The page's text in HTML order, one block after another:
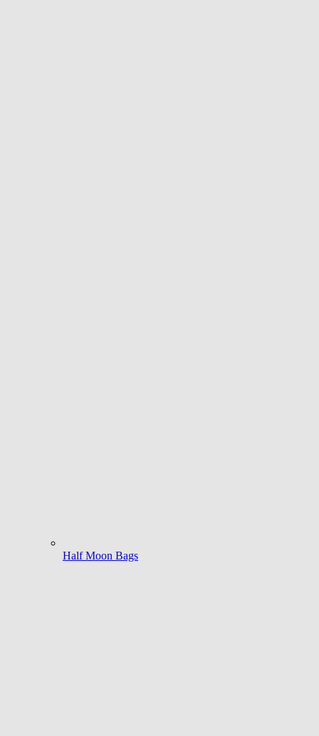
Half Moon Bags